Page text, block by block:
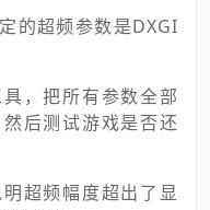
的超频参数是DXGI
，把所有参数全部
后测试游戏是否还
超频幅度超出了显